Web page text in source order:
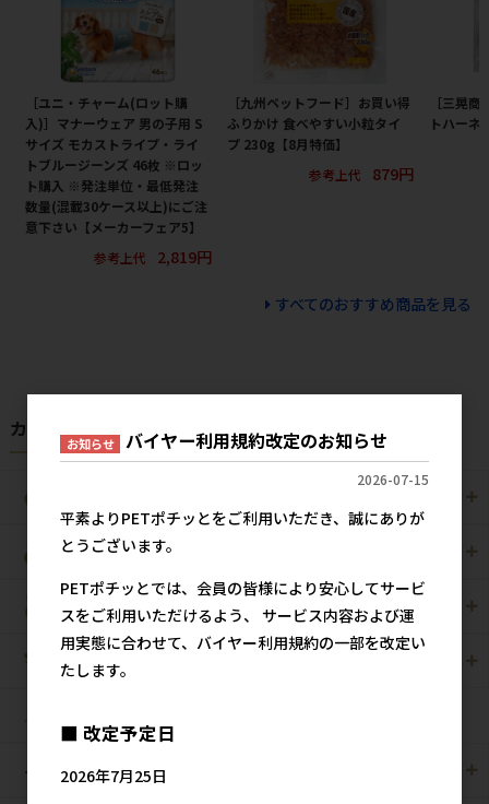
［ユニ・チャーム(ロット購
入)］マナーウェア 男の子用 S
サイズ モカストライプ・ライ
トブルージーンズ 46枚 ※ロッ
ト購入 ※発注単位・最低発注
数量(混載30ケース以上)にご注
意下さい【メーカーフェア5】
参考上代
2,819円
［九州ペットフード］お買い得
ふりかけ 食べやすい小粒タイ
プ 230g【8月特価】
参考上代
879円
［三晃
トハーネ
すべてのおすすめ商品を見る
カテゴリから探す
犬猫用
小動物用 鳥用
爬虫・両生類
その他/雑貨
お知らせ バイヤー利用規約改定のお知らせ
2026-07-15
平素よりPETポチッとをご利用いただき、誠にありが
とうございます。
PETポチッとでは、会員の皆様により安心してサービ
スをご利用いただけるよう、 サービス内容および運
用実態に合わせて、バイヤー利用規約の一部を改定い
たします。
■ 改定予定日
2026年7月25日